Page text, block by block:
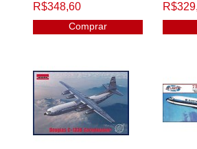
R$348,60
Comprar